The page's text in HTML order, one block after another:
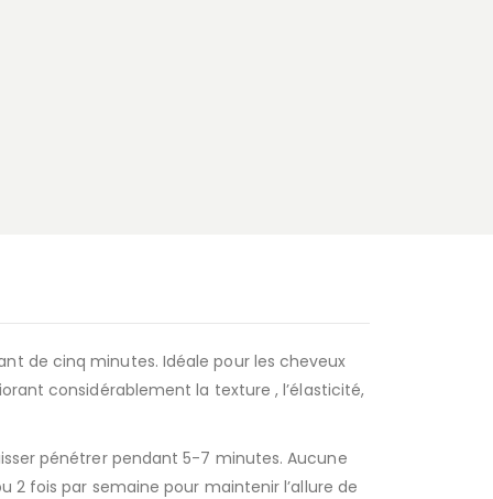
de cinq minutes. Idéale pour les cheveux
considérablement la texture , l’élasticité,
pénétrer pendant 5-7 minutes. Aucune
2 fois par semaine pour maintenir l’allure de